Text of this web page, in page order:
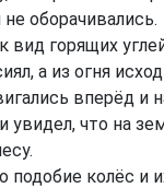
оборачивались.
вид горящих
а из огня
вперёд и
увидел, что на
подобие колёс и